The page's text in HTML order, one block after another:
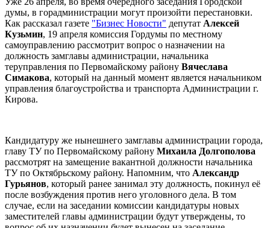
думы, в горадминистрации могут произойти перестановки.
Как рассказал газете "Бизнес Новости" депутат Алексей
Кузьмин, 19 апреля комиссия Гордумы по местному
самоуправлению рассмотрит вопрос о назначении на
должность замглавы администрации, начальника
теруправления по Первомайскому району Вячеслава
Симакова, который на данный момент является начальником
управления благоустройства и транспорта Администрации г.
Кирова.
Кандидатуру же нынешнего замглавы администрации города,
главу ТУ по Первомайскому району Михаила Долгополова
рассмотрят на замещение вакантной должности начальника
ТУ по Октябрьскому району. Напомним, что Александр
Гурьянов, который ранее занимал эту должность, покинул её
после возбуждения против него уголовного дела. В том
случае, если на заседании комиссии кандидатуры новых
заместителей главы администрации будут утверждены, то